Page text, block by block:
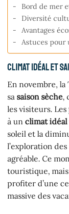
Bord de mer
Diversité
Avantages
Astuces pour
Climat idéal et
En novembre,
sa saison sèche,
les visiteurs. Les
à un climat idéal
soleil et la
l’exploration
agréable. Ce
touristique,
profiter d’une
massive des